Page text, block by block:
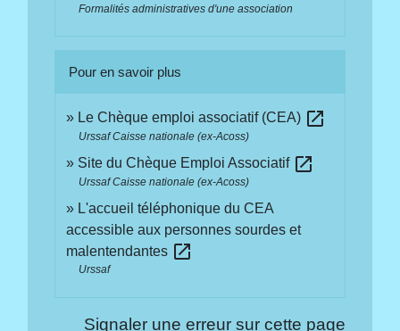
Formalités administratives d'une association
Pour en savoir plus
Le Chèque emploi associatif (CEA) open_in_new
Urssaf Caisse nationale (ex-Acoss)
Site du Chèque Emploi Associatif open_in_new
Urssaf Caisse nationale (ex-Acoss)
L'accueil téléphonique du CEA
accessible aux personnes sourdes et
malentendantes open_in_new
Urssaf
Signaler une erreur sur cette page